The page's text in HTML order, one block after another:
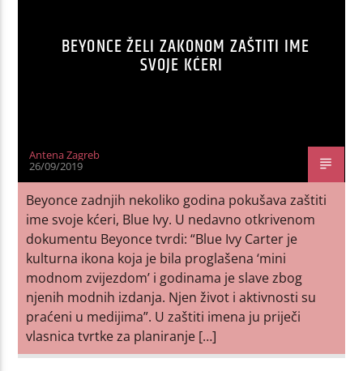
BEYONCE ŽELI ZAKONOM ZAŠTITI IME
SVOJE KĆERI
Antena Zagreb
26/09/2019
Beyonce zadnjih nekoliko godina pokušava zaštiti
ime svoje kćeri, Blue Ivy. U nedavno otkrivenom
dokumentu Beyonce tvrdi: “Blue Ivy Carter je
kulturna ikona koja je bila proglašena ‘mini
modnom zvijezdom’ i godinama je slave zbog
njenih modnih izdanja. Njen život i aktivnosti su
praćeni u medijima”. U zaštiti imena ju priječi
vlasnica tvrtke za planiranje […]